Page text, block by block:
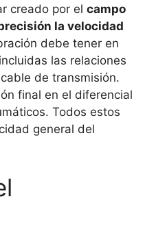
creado por el campo
la velocidad
debe tener en
las relaciones
de transmisión.
final en el diferencial
Todos estos
general del